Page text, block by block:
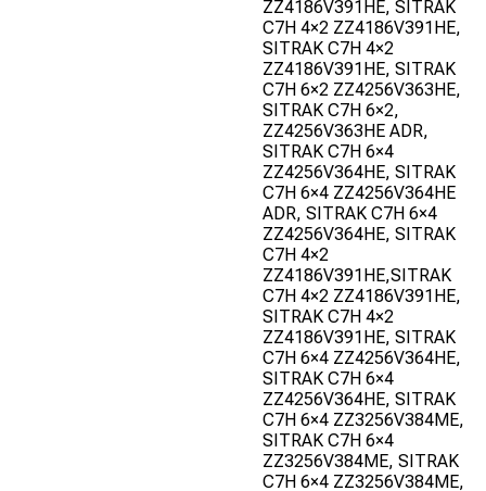
ZZ4186V391HE, SITRAK
C7H 4×2 ZZ4186V391HE,
SITRAK C7H 4×2
ZZ4186V391HE, SITRAK
C7H 6×2 ZZ4256V363HE,
SITRAK C7H 6×2,
ZZ4256V363HE ADR,
SITRAK C7H 6×4
ZZ4256V364HE, SITRAK
C7H 6×4 ZZ4256V364HE
ADR, SITRAK C7H 6×4
ZZ4256V364HE, SITRAK
C7H 4×2
ZZ4186V391HE,SITRAK
C7H 4×2 ZZ4186V391HE,
SITRAK C7H 4×2
ZZ4186V391HE, SITRAK
C7H 6×4 ZZ4256V364HE,
SITRAK C7H 6×4
ZZ4256V364HE, SITRAK
C7H 6×4 ZZ3256V384ME,
SITRAK C7H 6×4
ZZ3256V384ME, SITRAK
C7H 6×4 ZZ3256V384ME,